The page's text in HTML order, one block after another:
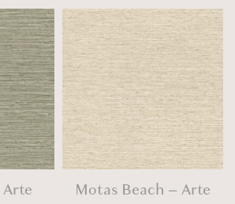
Motas Beach – Arte